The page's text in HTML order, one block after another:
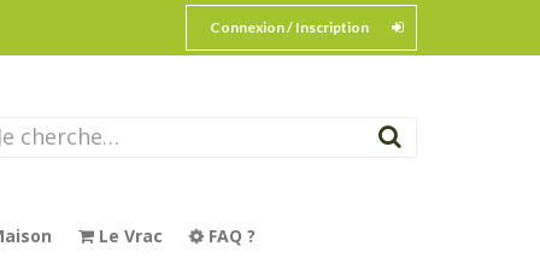
Connexion / Inscription
Le Vrac FAQ ?